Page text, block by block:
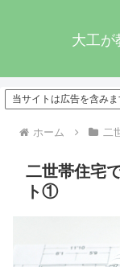
大工が
当サイトは広告を含み
ホーム 二
二世帯住宅
ト①